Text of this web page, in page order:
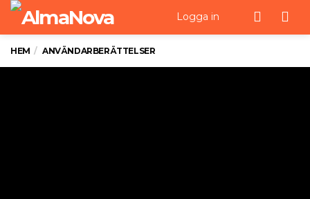
Logga in
HEM ANVÄNDARBERÄTTELSER